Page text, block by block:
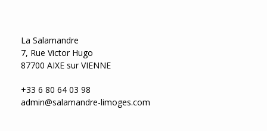
La Salamandre
7, Rue Victor Hugo
87700 AIXE sur VIENNE
+33 6 80 64 03 98
admin@salamandre-limoges.com